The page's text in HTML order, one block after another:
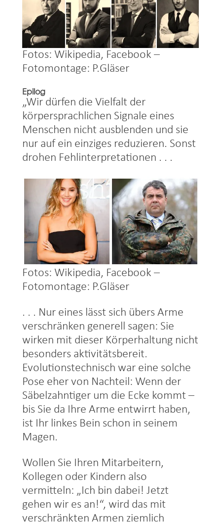
Fotos: Wikipedia, Facebook –
Fotomontage: P.Gläser
Epilog
„Wir dürfen die Vielfalt der
körpersprachlichen Signale eines
Menschen nicht ausblenden und sie
nur auf ein einziges reduzieren. Sonst
drohen Fehlinterpretationen . . .
Fotos: Wikipedia, Facebook –
Fotomontage: P.Gläser
. . . Nur eines lässt sich übers Arme
verschränken generell sagen: Sie
wirken mit dieser Körperhaltung nicht
besonders aktivitätsbereit.
Evolutionstechnisch war eine solche
Pose eher von Nachteil: Wenn der
Säbelzahntiger um die Ecke kommt –
bis Sie da Ihre Arme entwirrt haben,
ist Ihr linkes Bein schon in seinem
Magen.
Wollen Sie Ihren Mitarbeitern,
Kollegen oder Kindern also
vermitteln: „Ich bin dabei! Jetzt
gehen wir es an!“, wird das mit
verschränkten Armen ziemlich